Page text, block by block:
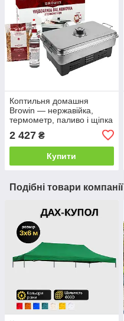
Коптильня домашня
Browin — нержавійка,
термометр, паливо і щіпка
2 427 ₴
Купити
Подібні товари компанії